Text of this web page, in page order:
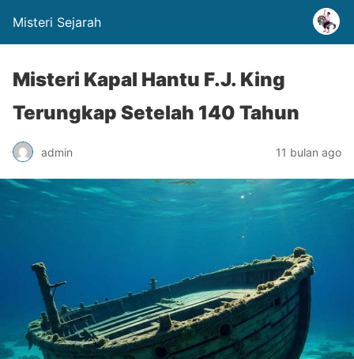
Misteri Sejarah
Misteri Kapal Hantu F.J. King
Terungkap Setelah 140 Tahun
admin 11 bulan ago